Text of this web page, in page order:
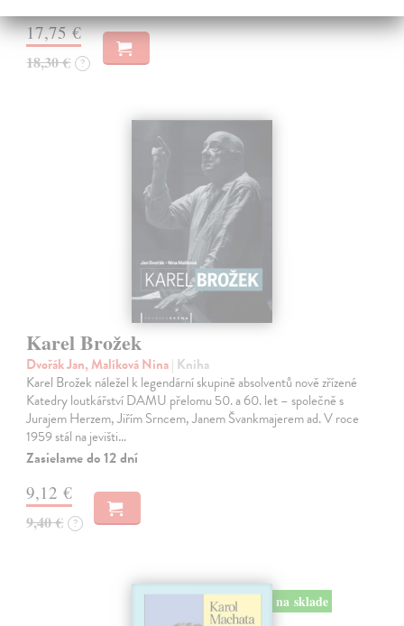
17,75 €
18,30 € ?
Karel Brožek
Dvořák Jan, Malíková Nina| Kniha
Karel Brožek náležel k legendární skupině absolventů nově zřízené
Katedry loutkářství DAMU přelomu 50. a 60. let – společně s
Jurajem Herzem, Jiřím Srncem, Janem Švankmajerem ad. V roce
1959 stál na jevišti…
Zasielame do 12 dní
9,12 €
9,40 € ?
na sklade